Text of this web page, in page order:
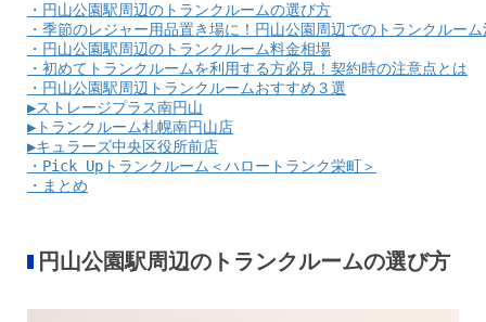
・円山公園駅周辺のトランクルームの選び方
・季節のレジャー用品置き場に！円山公園周辺でのトランクルー
・円山公園駅周辺のトランクルーム料金相場
・初めてトランクルームを利用する方必見！契約時の注意点とは
・円山公園駅周辺トランクルームおすすめ３選
▶ストレージプラス南円山
▶トランクルーム札幌南円山店
▶キュラーズ中央区役所前店
・Pick Upトランクルーム＜ハロートランク栄町＞
・まとめ
円山公園駅周辺のトランクルームの選び方